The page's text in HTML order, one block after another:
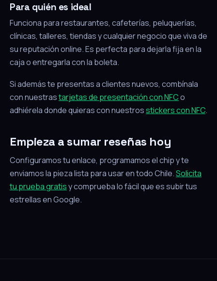
Para quién es ideal
Funciona para restaurantes, cafeterías, peluquerías,
clínicas, talleres, tiendas y cualquier negocio que viva de
su reputación online. Es perfecta para dejarla fija en la
caja o entregarla con la boleta.
Si además te presentas a clientes nuevos, combínala
con nuestrastarjetas de presentación con NFCo
adhiérela donde quieras con nuestrosstickers con NFC.
Empieza a sumar reseñas hoy
Configuramos tu enlace, programamos el chip y te
enviamos la pieza lista para usar en todo Chile.Solicita
tu prueba gratisy comprueba lo fácil que es subir tus
estrellas en Google.